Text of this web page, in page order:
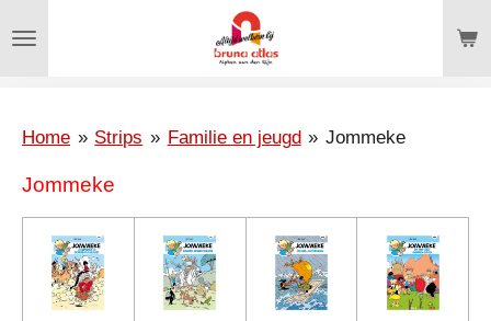
direct
hoofdinhoud
Home » Strips » Familie en jeugd » Jommeke
Jommeke